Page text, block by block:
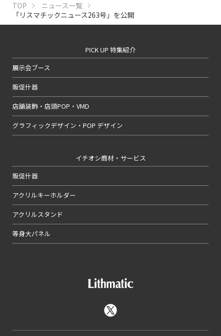
TOP
ニュース一覧
「リスマチックニュース263号」を公開
PICK UP 特集紹介
展示会ブース
販促什器
店舗装飾・店頭POP・VMD
グラフィックデザイン・POP デザイン
イチオシ商材・サービス
販促什器
アクリルキーホルダー
アクリルスタンド
等身大パネル